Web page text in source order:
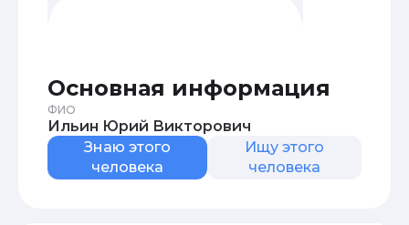
Основная информация
ФИО
Ильин Юрий Викторович
Знаю этого
человека
Ищу этого
человека